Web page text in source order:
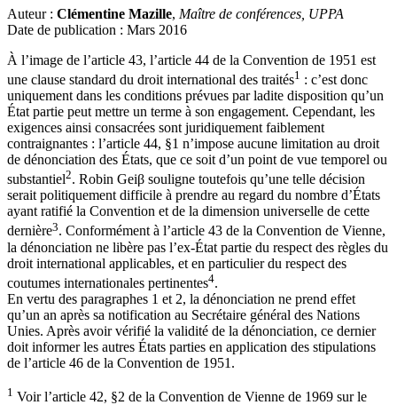
Auteur : Clémentine Mazille, Maître de conférences, UPPA
Date de publication : Mars 2016
À l’image de l’article 43, l’article 44 de la Convention de 1951 est
une clause standard du droit international des traités1 : c’est donc
uniquement dans les conditions prévues par ladite disposition qu’un
État partie peut mettre un terme à son engagement. Cependant, les
exigences ainsi consacrées sont juridiquement faiblement
contraignantes : l’article 44, §1 n’impose aucune limitation au droit
de dénonciation des États, que ce soit d’un point de vue temporel ou
substantiel2. Robin Geiβ souligne toutefois qu’une telle décision
serait politiquement difficile à prendre au regard du nombre d’États
ayant ratifié la Convention et de la dimension universelle de cette
dernière3. Conformément à l’article 43 de la Convention de Vienne,
la dénonciation ne libère pas l’ex-État partie du respect des règles du
droit international applicables, et en particulier du respect des
coutumes internationales pertinentes4.
En vertu des paragraphes 1 et 2, la dénonciation ne prend effet
qu’un an après sa notification au Secrétaire général des Nations
Unies. Après avoir vérifié la validité de la dénonciation, ce dernier
doit informer les autres États parties en application des stipulations
de l’article 46 de la Convention de 1951.
1 Voir l’article 42, §2 de la Convention de Vienne de 1969 sur le